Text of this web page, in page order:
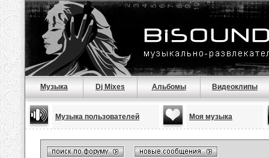
Музыка Dj Mixes Альбомы Видеоклипы
Музыка пользователей Моя музыка